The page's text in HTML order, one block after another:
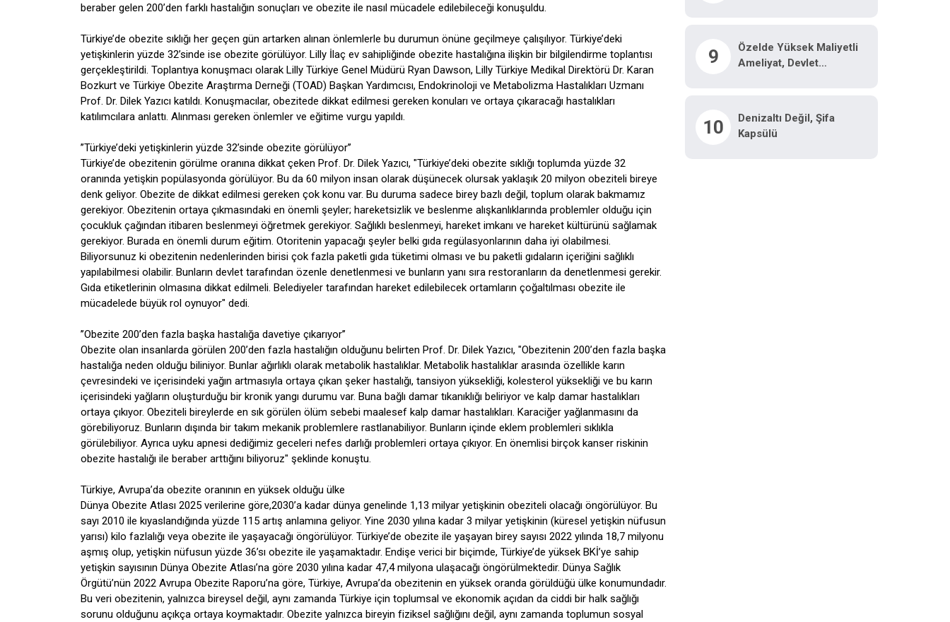
beraber gelen 200’den farklı hastalığın sonuçları ve obezite ile nasıl mücadele edilebileceği konuşuldu.
Türkiye’de obezite sıklığı her geçen gün artarken alınan önlemlerle bu durumun önüne geçilmeye çalışılıyor. Türkiye’deki
yetişkinlerin yüzde 32’sinde ise obezite görülüyor. Lilly İlaç ev sahipliğinde obezite hastalığına ilişkin bir bilgilendirme toplantısı
gerçekleştirildi. Toplantıya konuşmacı olarak Lilly Türkiye Genel Müdürü Ryan Dawson, Lilly Türkiye Medikal Direktörü Dr. Karan
Bozkurt ve Türkiye Obezite Araştırma Derneği (TOAD) Başkan Yardımcısı, Endokrinoloji ve Metabolizma Hastalıkları Uzmanı
Prof. Dr. Dilek Yazıcı katıldı. Konuşmacılar, obezitede dikkat edilmesi gereken konuları ve ortaya çıkaracağı hastalıkları
katılımcılara anlattı. Alınması gereken önlemler ve eğitime vurgu yapıldı.
’’Türkiye’deki yetişkinlerin yüzde 32’sinde obezite görülüyor’’
Türkiye’de obezitenin görülme oranına dikkat çeken Prof. Dr. Dilek Yazıcı, "Türkiye’deki obezite sıklığı toplumda yüzde 32
oranında yetişkin popülasyonda görülüyor. Bu da 60 milyon insan olarak düşünecek olursak yaklaşık 20 milyon obeziteli bireye
denk geliyor. Obezite de dikkat edilmesi gereken çok konu var. Bu duruma sadece birey bazlı değil, toplum olarak bakmamız
gerekiyor. Obezitenin ortaya çıkmasındaki en önemli şeyler; hareketsizlik ve beslenme alışkanlıklarında problemler olduğu için
çocukluk çağından itibaren beslenmeyi öğretmek gerekiyor. Sağlıklı beslenmeyi, hareket imkanı ve hareket kültürünü sağlamak
gerekiyor. Burada en önemli durum eğitim. Otoritenin yapacağı şeyler belki gıda regülasyonlarının daha iyi olabilmesi.
Biliyorsunuz ki obezitenin nedenlerinden birisi çok fazla paketli gıda tüketimi olması ve bu paketli gıdaların içeriğini sağlıklı
yapılabilmesi olabilir. Bunların devlet tarafından özenle denetlenmesi ve bunların yanı sıra restoranların da denetlenmesi gerekir.
Gıda etiketlerinin olmasına dikkat edilmeli. Belediyeler tarafından hareket edilebilecek ortamların çoğaltılması obezite ile
mücadelede büyük rol oynuyor" dedi.
’’Obezite 200’den fazla başka hastalığa davetiye çıkarıyor’’
Obezite olan insanlarda görülen 200’den fazla hastalığın olduğunu belirten Prof. Dr. Dilek Yazıcı, "Obezitenin 200’den fazla başka
hastalığa neden olduğu biliniyor. Bunlar ağırlıklı olarak metabolik hastalıklar. Metabolik hastalıklar arasında özellikle karın
çevresindeki ve içerisindeki yağın artmasıyla ortaya çıkan şeker hastalığı, tansiyon yüksekliği, kolesterol yüksekliği ve bu karın
içerisindeki yağların oluşturduğu bir kronik yangı durumu var. Buna bağlı damar tıkanıklığı beliriyor ve kalp damar hastalıkları
ortaya çıkıyor. Obeziteli bireylerde en sık görülen ölüm sebebi maalesef kalp damar hastalıkları. Karaciğer yağlanmasını da
görebiliyoruz. Bunların dışında bir takım mekanik problemlere rastlanabiliyor. Bunların içinde eklem problemleri sıklıkla
görülebiliyor. Ayrıca uyku apnesi dediğimiz geceleri nefes darlığı problemleri ortaya çıkıyor. En önemlisi birçok kanser riskinin
obezite hastalığı ile beraber arttığını biliyoruz" şeklinde konuştu.
Türkiye, Avrupa’da obezite oranının en yüksek olduğu ülke
Dünya Obezite Atlası 2025 verilerine göre,2030’a kadar dünya genelinde 1,13 milyar yetişkinin obeziteli olacağı öngörülüyor. Bu
sayı 2010 ile kıyaslandığında yüzde 115 artış anlamına geliyor. Yine 2030 yılına kadar 3 milyar yetişkinin (küresel yetişkin nüfusun
yarısı) kilo fazlalığı veya obezite ile yaşayacağı öngörülüyor. Türkiye’de obezite ile yaşayan birey sayısı 2022 yılında 18,7 milyonu
aşmış olup, yetişkin nüfusun yüzde 36’sı obezite ile yaşamaktadır. Endişe verici bir biçimde, Türkiye’de yüksek BKİ’ye sahip
yetişkin sayısının Dünya Obezite Atlası’na göre 2030 yılına kadar 47,4 milyona ulaşacağı öngörülmektedir. Dünya Sağlık
Örgütü’nün 2022 Avrupa Obezite Raporu’na göre, Türkiye, Avrupa’da obezitenin en yüksek oranda görüldüğü ülke konumundadır.
Bu veri obezitenin, yalnızca bireysel değil, aynı zamanda Türkiye için toplumsal ve ekonomik açıdan da ciddi bir halk sağlığı
sorunu olduğunu açıkça ortaya koymaktadır. Obezite yalnızca bireyin fiziksel sağlığını değil, aynı zamanda toplumun sosyal
9
Özelde Yüksek Maliyetli
Ameliyat, Devlet
10
Denizaltı Değil, Şifa
Kapsülü